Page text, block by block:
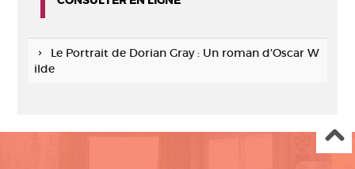
Le Portrait de Dorian Gray : Un roman d'Oscar W
ilde